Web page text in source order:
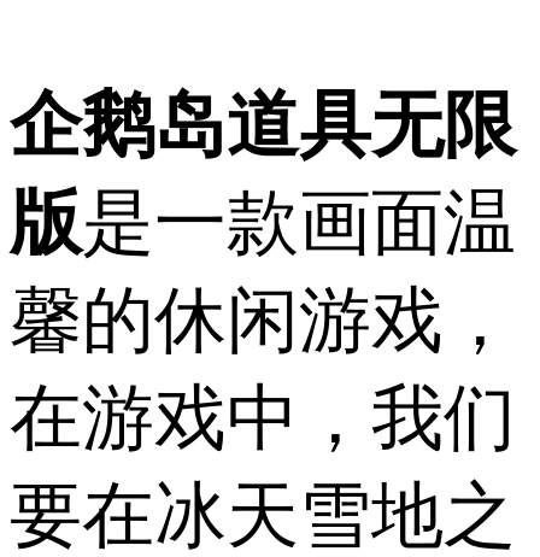
企鹅岛道具无限
版是一款画面温
馨的休闲游戏，
在游戏中，我们
要在冰天雪地之